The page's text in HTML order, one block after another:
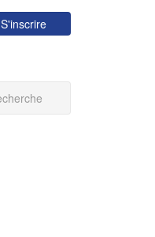
S'inscrire